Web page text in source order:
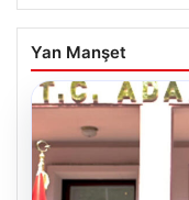
Yan Manşet